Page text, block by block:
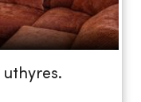
uthyres.